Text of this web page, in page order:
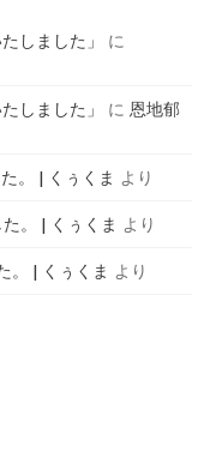
しました」
に
しました」 に 恩地郁
。 | くぅくま より
。 | くぅくま より
。 | くぅくま より